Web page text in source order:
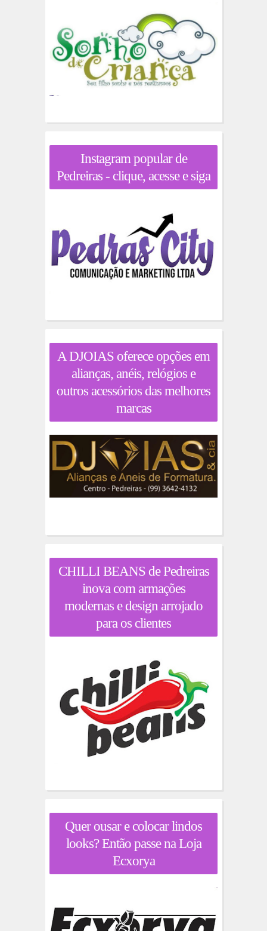
Instagram popular de
Pedreiras - clique, acesse e siga
A DJOIAS oferece opções em
alianças, anéis, relógios e
outros acessórios das melhores
marcas
CHILLI BEANS de Pedreiras
inova com armações
modernas e design arrojado
para os clientes
Quer ousar e colocar lindos
looks? Então passe na Loja
Ecxorya